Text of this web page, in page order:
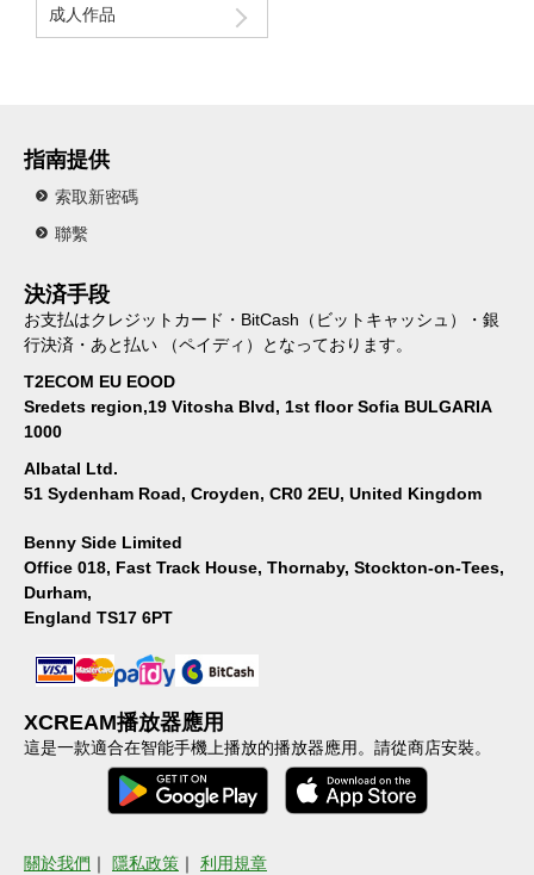
成人作品
指南提供
索取新密碼
聯繫
決済手段
お支払はクレジットカード・BitCash（ビットキャッシュ）・銀
行決済・あと払い （ペイディ）となっております。
T2ECOM EU EOOD
Sredets region,19 Vitosha Blvd, 1st floor Sofia BULGARIA
1000
Albatal Ltd.
51 Sydenham Road, Croyden, CR0 2EU, United Kingdom
Benny Side Limited
Office 018, Fast Track House, Thornaby, Stockton-on-Tees,
Durham,
England TS17 6PT
XCREAM播放器應用
這是一款適合在智能手機上播放的播放器應用。請從商店安裝。
關於我們 ｜ 隱私政策 ｜ 利用規章